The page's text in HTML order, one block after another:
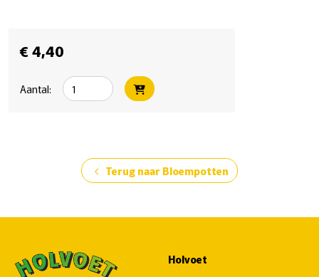
€ 4,40
Aantal:
chevron_left Terug naar Bloempotten
Holvoet